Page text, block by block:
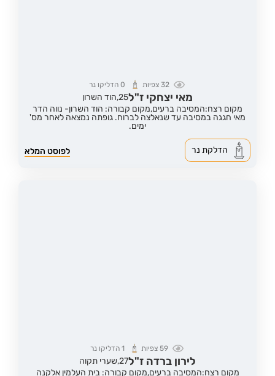
32 צפיות 0הדליקו נר
מאי יצחקי ז"ל25, הוד השרון
מקום רצח:המסיבה ברעים,מקום קבורה: הוד השרון- נווה הדר
מאי חגגה במסיבה עד שנאלצה לברוח. גופתה נמצאה לאחר מס'
ימים.
לפוסט המלא הדלקת נר
59צפיות 1 הדליקו נר
לירון ברדה ז"ל27, שערי תקוה
מקום רצח:המסיבה ברעים,מקום קבורה: בית העלמין אלקנה